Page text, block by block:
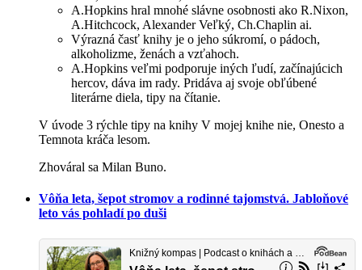
A.Hopkins hral mnohé slávne osobnosti ako R.Nixon,
A.Hitchcock, Alexander Veľký, Ch.Chaplin ai.
Výrazná časť knihy je o jeho súkromí, o pádoch,
alkoholizme, ženách a vzťahoch.
A.Hopkins veľmi podporuje iných ľudí, začínajúcich
hercov, dáva im rady. Pridáva aj svoje obľúbené
literárne diela, tipy na čítanie.
V úvode 3 rýchle tipy na knihy V mojej knihe nie, Onesto a
Temnota kráča lesom.
Zhováral sa Milan Buno.
Vôňa leta, šepot stromov a rodinné tajomstvá. Jabloňové
leto vás pohladí po duši